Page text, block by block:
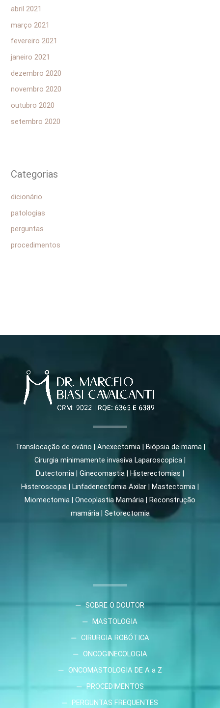
abril 2021
março 2021
fevereiro 2021
janeiro 2021
dezembro 2020
novembro 2020
outubro 2020
setembro 2020
Categorias
dicionário
patologias
perguntas
procedimentos
Translocação de ovário | Anexectomia | Biópsia de mama |
Cirurgia minimamente invasiva Laparoscopica |
Dutectomia | Ginecomastia | Histerectomias |
Histeroscopia | Linfadenectomia Axilar | Mastectomia |
Miomectomia | Oncoplastia Mamária | Reconstrução
mamária | Setorectomia
SOBRE O DOUTOR
MASTOLOGIA
CIRURGIA ROBÓTICA
ONCOGINECOLOGIA
ONCOMASTOLOGIA DE A a Z
PROCEDIMENTOS
PERGUNTAS FREQUENTES